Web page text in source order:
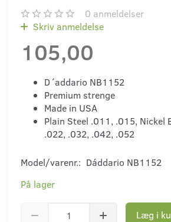
0 anmeldelser
Skriv anmeldelse
105,00
D´addario NB1152
Premium strenge
Made in USA
Plain Steel .011, .015, Nickel
.022, .032, .042, .052
Model/varenr.: Dáddario NB1152
På lager
Læg i